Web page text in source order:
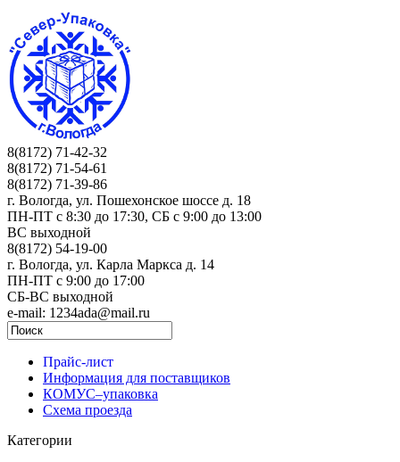
8(8172) 71-42-32
8(8172) 71-54-61
8(8172) 71-39-86
г. Вологда, ул. Пошехонское шоссе д. 18
ПН-ПТ c 8:30 до 17:30, СБ с 9:00 до 13:00
ВС выходной
8(8172) 54-19-00
г. Вологда, ул. Карла Маркса д. 14
ПН-ПТ c 9:00 до 17:00
СБ-ВС выходной
e-mail: 1234ada@mail.ru
Прайс-лист
Информация для поставщиков
КОМУС–упаковка
Схема проезда
Категории